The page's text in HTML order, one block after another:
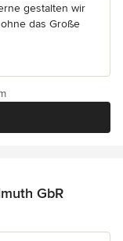
gestalten wir
das Große
GbR